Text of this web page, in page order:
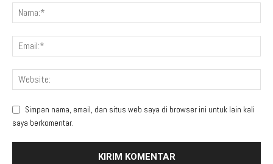
Simpan nama, email, dan situs web saya di browser ini untuk lain kali
saya berkomentar.